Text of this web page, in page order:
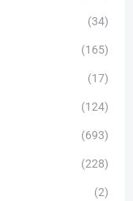
(34)
(165)
(17)
(124)
(693)
(228)
(2)